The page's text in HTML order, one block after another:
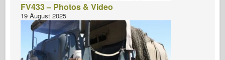
FV433 – Photos & Video
19 August 2025